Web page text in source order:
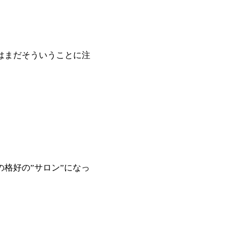
まだそういうことに注
好の”サロン”になっ